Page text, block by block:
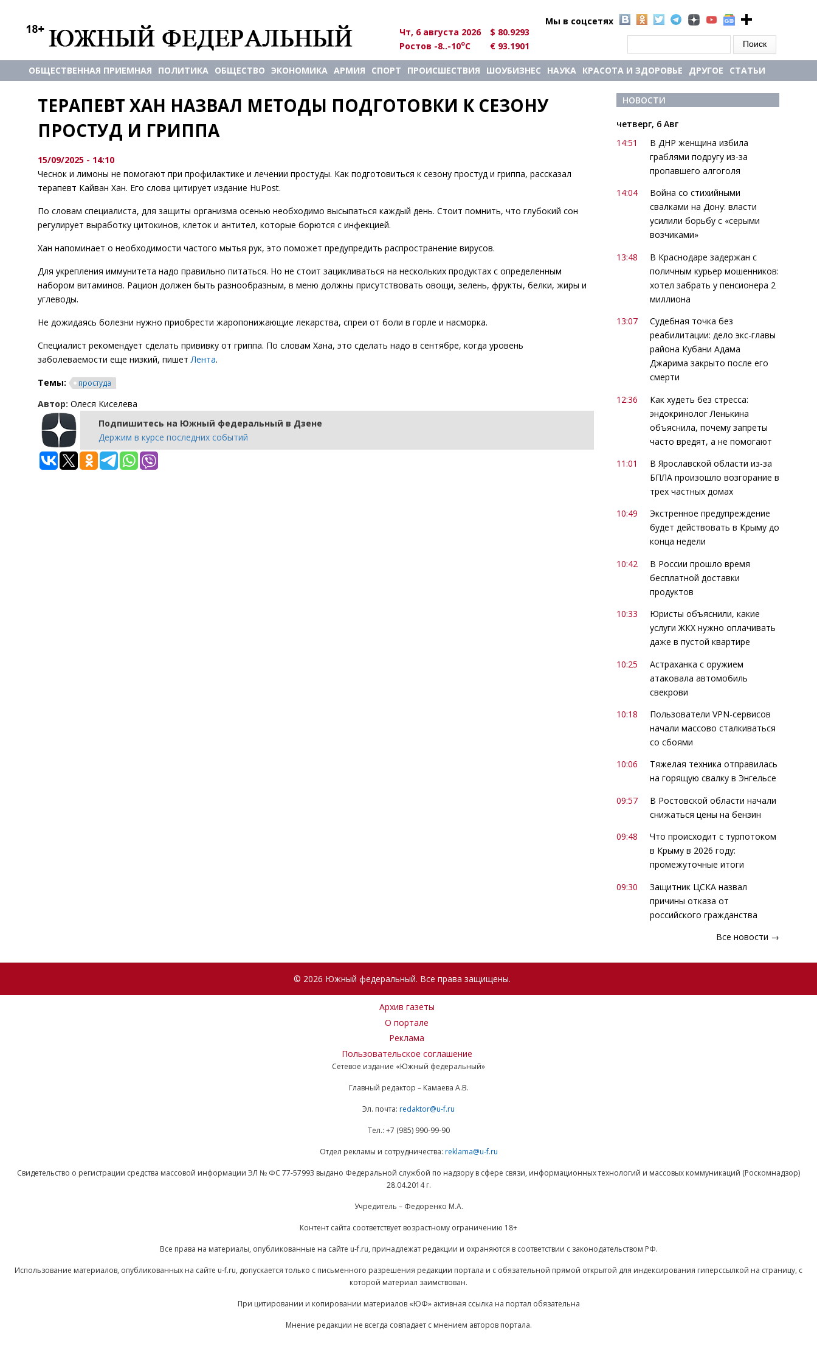
Мы в соцсетях
Чт, 6 августа 2026
$ 80.9293
Ростов -8..-10oC € 93.1901
ОБЩЕСТВЕННАЯ ПРИЕМНАЯ ПОЛИТИКА ОБЩЕСТВО ЭКОНОМИКА АРМИЯ СПОРТ ПРОИСШЕСТВИЯ ШОУБИЗНЕС НАУКА КРАСОТА И ЗДОРОВЬЕ ДРУГОЕ СТАТЬИ
ТЕРАПЕВТ ХАН НАЗВАЛ МЕТОДЫ ПОДГОТОВКИ К СЕЗОНУ
ПРОСТУД И ГРИППА
15/09/2025 - 14:10
Чеснок и лимоны не помогают при профилактике и лечении простуды. Как подготовиться к сезону простуд и гриппа, рассказал
терапевт Кайван Хан. Его слова цитирует издание HuffPost.
По словам специалиста, для защиты организма осенью необходимо высыпаться каждый день. Стоит помнить, что глубокий сон
регулирует выработку цитокинов, клеток и антител, которые борются с инфекцией.
Хан напоминает о необходимости частого мытья рук, это поможет предупредить распространение вирусов.
Для укрепления иммунитета надо правильно питаться. Но не стоит зацикливаться на нескольких продуктах с определенным
набором витаминов. Рацион должен быть разнообразным, в меню должны присутствовать овощи, зелень, фрукты, белки, жиры и
углеводы.
Не дожидаясь болезни нужно приобрести жаропонижающие лекарства, спреи от боли в горле и насморка.
Специалист рекомендует сделать прививку от гриппа. По словам Хана, это сделать надо в сентябре, когда уровень
заболеваемости еще низкий, пишетЛента.
Темы:
простуда
Автор: Олеся Киселева
Подпишитесь на Южный федеральный в Дзене
Держим в курсе последних событий
НОВОСТИ
четверг, 6 Авг
14:51
В ДНР женщина избила
граблями подругу из-за
пропавшего алгоголя
14:04
Война со стихийными
свалками на Дону: власти
усилили борьбу с «серыми
возчиками»
13:48
В Краснодаре задержан с
поличным курьер мошенников:
хотел забрать у пенсионера 2
миллиона
13:07
Судебная точка без
реабилитации: дело экс-главы
района Кубани Адама
Джарима закрыто после его
смерти
12:36
Как худеть без стресса:
эндокринолог Ленькина
объяснила, почему запреты
часто вредят, а не помогают
11:01
В Ярославской области из-за
БПЛА произошло возгорание в
трех частных домах
10:49
Экстренное предупреждение
будет действовать в Крыму до
конца недели
10:42
В России прошло время
бесплатной доставки
продуктов
10:33
Юристы объяснили, какие
услуги ЖКХ нужно оплачивать
даже в пустой квартире
10:25
Астраханка с оружием
атаковала автомобиль
свекрови
10:18
Пользователи VPN-сервисов
начали массово сталкиваться
со сбоями
10:06
Тяжелая техника отправилась
на горящую свалку в Энгельсе
09:57
В Ростовской области начали
снижаться цены на бензин
09:48
Что происходит с турпотоком
в Крыму в 2026 году:
промежуточные итоги
09:30
Защитник ЦСКА назвал
причины отказа от
российского гражданства
Все новости →
© 2026 Южный федеральный. Все права защищены.
Архив газеты
О портале
Реклама
Пользовательское соглашение
Сетевое издание «Южный федеральный»
Главный редактор – Камаева А.В.
Эл. почта: redaktor@u-f.ru
Тел.: +7 (985) 990-99-90
Отдел рекламы и сотрудничества: reklama@u-f.ru
Свидетельство о регистрации средства массовой информации ЭЛ № ФС 77-57993 выдано Федеральной службой по надзору в сфере связи, информационных технологий и массовых коммуникаций (Роскомнадзор)
28.04.2014 г.
Учредитель – Федоренко М.А.
Контент сайта соответствует возрастному ограничению 18+
Все права на материалы, опубликованные на сайте u-f.ru, принадлежат редакции и охраняются в соответствии с законодательством РФ.
Использование материалов, опубликованных на сайте u-f.ru, допускается только с письменного разрешения редакции портала и с обязательной прямой открытой для индексирования гиперссылкой на страницу, с
которой материал заимствован.
При цитировании и копировании материалов «ЮФ» активная ссылка на портал обязательна
Мнение редакции не всегда совпадает с мнением авторов портала.